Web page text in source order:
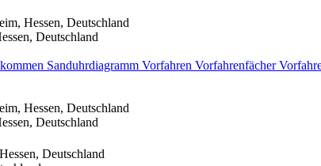
Hessen, Deutschland
Deutschland
Sanduhrdiagramm Vorfahren Vorfahrenfächer
Hessen, Deutschland
Deutschland
Deutschland